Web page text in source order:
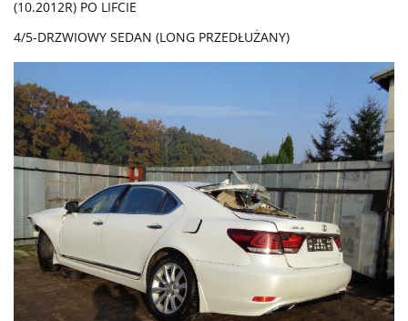
(10.2012R) PO LIFCIE
4/5-DRZWIOWY SEDAN (LONG PRZEDŁUŻANY)